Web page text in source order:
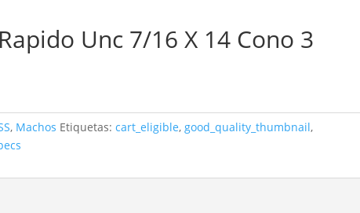
Unc 7/16 X 14 Cono 3
, Machos Etiquetas:cart_eligible,good_quality_thumbnail,